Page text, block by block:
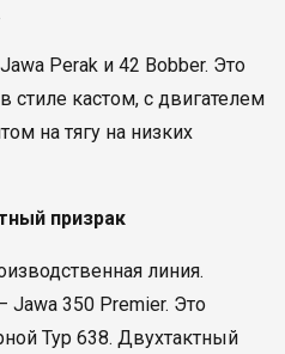
Perak и 42 Bobber. Это
кастом, с двигателем
на тягу на низких
призрак
линия.
350 Premier. Это
Typ 638. Двухтактный